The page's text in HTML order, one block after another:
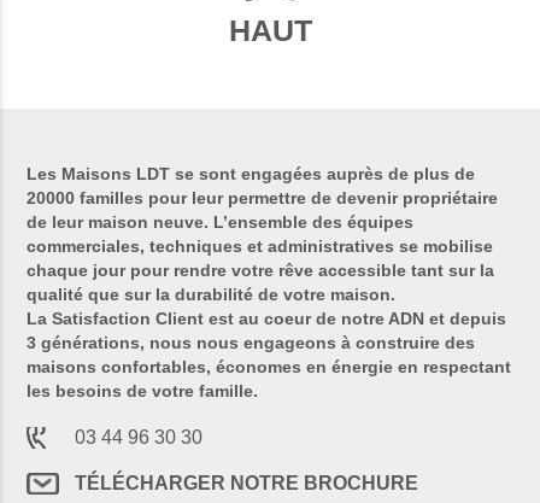
HAUT
Les Maisons LDT se sont engagées auprès de plus de
20000 familles pour leur permettre de devenir propriétaire
de leur maison neuve. L’ensemble des équipes
commerciales, techniques et administratives se mobilise
chaque jour pour rendre votre rêve accessible tant sur la
qualité que sur la durabilité de votre maison.
La Satisfaction Client est au coeur de notre ADN et depuis
3 générations, nous nous engageons à construire des
maisons confortables, économes en énergie en respectant
les besoins de votre famille.
03 44 96 30 30
TÉLÉCHARGER NOTRE BROCHURE